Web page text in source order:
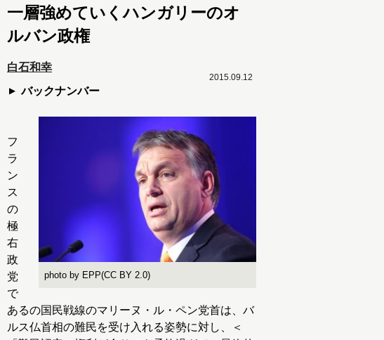
一層強めていくハンガリーのオ
ルバン政権
白石和幸
バックナンバー
2015.09.12
photo by EPP(CC BY 2.0)
フ
ラ
ン
ス
の
極
右
政
党
で
あるの国民戦線のマリーヌ・ル・ペン党首は、バ
ルス仏首相の難民を受け入れる姿勢に対し、＜